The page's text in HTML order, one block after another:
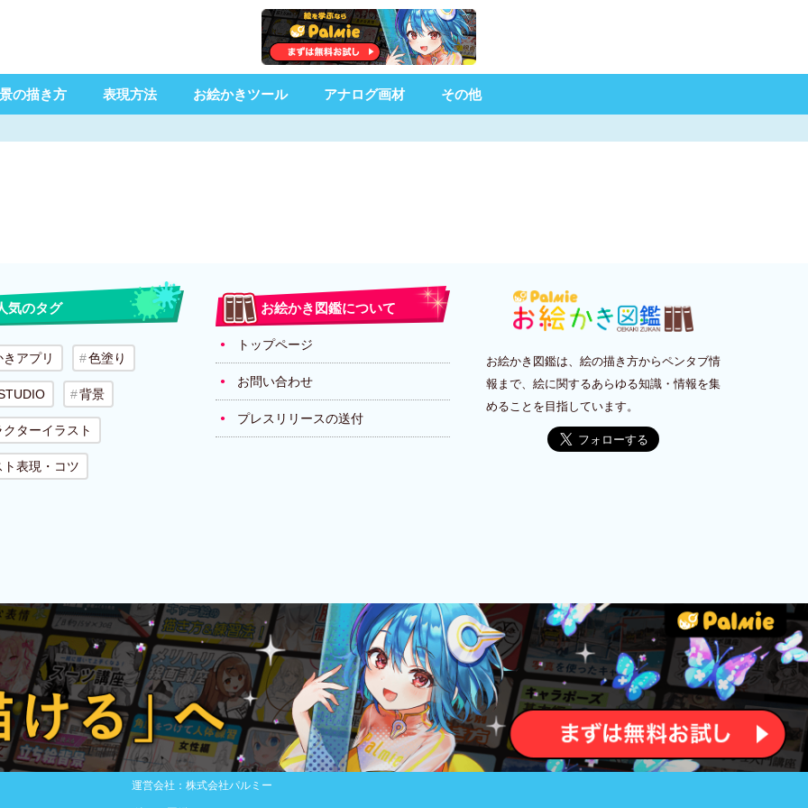
の描き方 表現方法 お絵かきツール アナログ画材 その他
気のタグ
アプリ 色塗り
背景
ターイラスト
ト表現・コツ
お絵かき図鑑について
トップページ
お問い合わせ
プレスリリースの送付
お絵かき図鑑は、絵の描き方からペンタブ情
報まで、絵に関するあらゆる知識・情報を集
めることを目指しています。
運営会社：株式会社パルミー